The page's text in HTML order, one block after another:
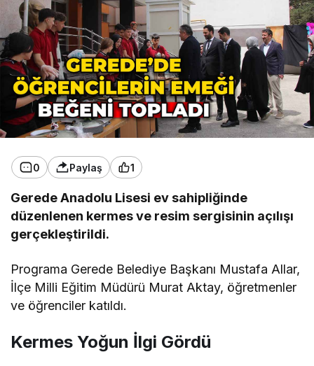
0 Paylaş 1
Gerede Anadolu Lisesi ev sahipliğinde
düzenlenen kermes ve resim sergisinin açılışı
gerçekleştirildi.
Programa Gerede Belediye Başkanı Mustafa Allar,
İlçe Milli Eğitim Müdürü Murat Aktay, öğretmenler
ve öğrenciler katıldı.
Kermes Yoğun İlgi Gördü